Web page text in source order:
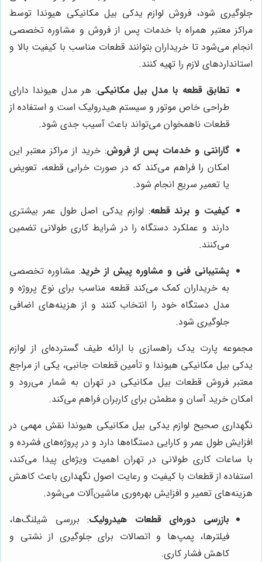
جلوگیری شود، فروش لوازم یدکی بیل مکانیکی هیوندا توسط
مراکز معتبر همراه با خدمات پس از فروش و مشاوره تخصصی
انجام می‌شود تا خریداران بتوانند قطعات مناسب با کیفیت بالا و
استانداردهای لازم را تهیه کنند.
تطابق قطعه با مدل بیل مکانیکی: هر مدل هیوندا دارای
طراحی خاص موتور و سیستم هیدرولیک است و استفاده از
قطعات ناهمخوان می‌تواند باعث آسیب جدی شود.
گارانتی و خدمات پس از فروش: خرید از مراکز معتبر این
امکان را فراهم می‌کند که در صورت خرابی قطعه، تعویض
یا تعمیر سریع انجام شود.
کیفیت و برند قطعه: لوازم یدکی اصل طول عمر بیشتری
دارند و عملکرد دستگاه را در شرایط کاری طولانی تضمین
می‌کنند.
پشتیبانی فنی و مشاوره پیش از خرید: مشاوره تخصصی
به خریداران کمک می‌کند قطعه مناسب برای نوع پروژه و
مدل دستگاه خود را انتخاب کنند و از هزینه‌های اضافی
جلوگیری شود.
مجموعه پارت یدک راهسازی با ارائه طیف گسترده‌ای از لوازم
یدکی بیل مکانیکی هیوندا و تأمین قطعات جانبی، یکی از مراجع
معتبر فروش قطعات بیل مکانیکی در تهران به شمار می‌رود و
امکان خرید آسان و مطمئن برای کاربران فراهم می‌کند.
نگهداری صحیح لوازم یدکی بیل مکانیکی هیوندا نقش مهمی در
افزایش طول عمر و کارایی دستگاه‌ها دارد و در پروژه‌های فشرده و
با ساعات کاری طولانی در تهران اهمیت ویژه‌ای پیدا می‌کند،
استفاده از قطعات با کیفیت و رعایت اصول نگهداری باعث کاهش
هزینه‌های تعمیر و افزایش بهره‌وری ماشین‌آلات می‌شود.
بازرسی دوره‌ای قطعات هیدرولیک: بررسی شیلنگ‌ها،
فیلترها، پمپ‌ها و اتصالات برای جلوگیری از نشتی و
کاهش فشار کاری.